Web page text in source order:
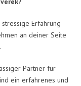
Erfahrung
an deiner Seite
Partner für
ein erfahrenes und